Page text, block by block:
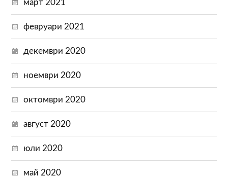
март 2021
февруари 2021
декември 2020
ноември 2020
октомври 2020
август 2020
юли 2020
май 2020